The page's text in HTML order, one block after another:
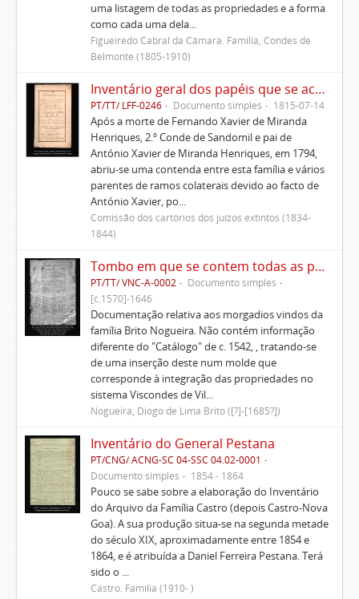
uma listagem de todas as propriedades e a forma
como cada uma dela...
Figueiredo Cabral da Câmara. Família, Condes de
Belmonte (1805-1910)
Inventário geral dos papéis que se acharam por falecimento do Principal D. António Xavier de Miranda Henriques
PT/TT/ LFF-0246 Documento simples 1815-07-14
Após a morte de Fernando Xavier de Miranda
Henriques, 2.º Conde de Sandomil e pai de
António Xavier de Miranda Henriques, em 1794,
abriu-se uma contenda entre esta família e vários
parentes de ramos colaterais devido ao facto de
António Xavier, po...
Comissão dos cartórios dos juízos extintos (1834-
1844)
Tombo em que se contem todas as propriedades, rendas, foros, privilégios, bulas e alvarás dos morgados de Santa Ana e de São Lourenço de Lisboa, Gaião e Santo Estêvão de Beja
PT/TT/ VNC-A-0002
Documento simples
[c.1570]-1646
Documentação relativa aos morgadios vindos da
família Brito Nogueira. Não contém informação
diferente do "Catálogo" de c. 1542, , tratando-se
de uma inserção deste num molde que
corresponde à integração das propriedades no
sistema Viscondes de Vil...
Nogueira, Diogo de Lima Brito ([?]-[1685?])
Inventário do General Pestana
PT/CNG/ ACNG-SC 04-SSC 04.02-0001
Documento simples
1854 - 1864
Pouco se sabe sobre a elaboração do Inventário
do Arquivo da Família Castro (depois Castro-Nova
Goa). A sua produção situa-se na segunda metade
do século XIX, aproximadamente entre 1854 e
1864, e é atribuída a Daniel Ferreira Pestana. Terá
sido o ...
Castro. Família (1910- )